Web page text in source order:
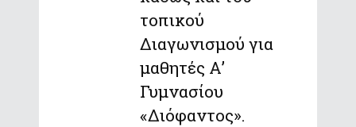
τοπικού
Διαγωνισμού για
μαθητές Α’
Γυμνασίου
«Διόφαντος».